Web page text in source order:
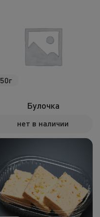
Пицца и
50г
Булочка
нет в наличии